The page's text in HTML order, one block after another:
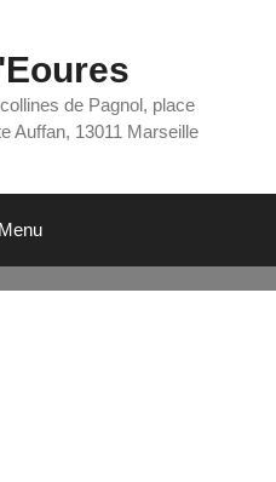
de Pagnol, place
Auffan, 13011 Marseille
Menu